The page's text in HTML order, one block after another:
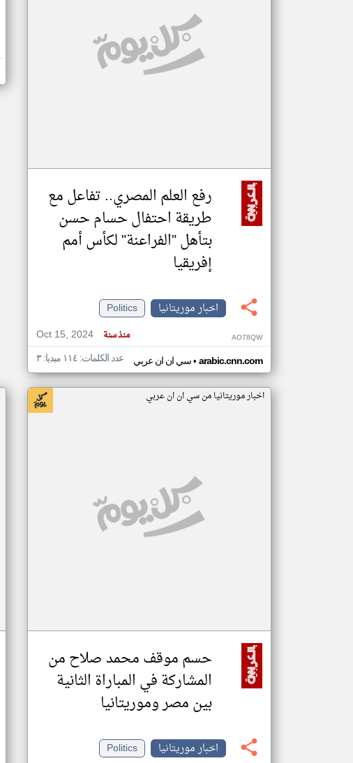
رفع العلم المصري.. تفاعل مع
طريقة احتفال حسام حسن
بتأهل "الفراعنة" لكأس أمم
إفريقيا
اخبار موريتانيا
Politics
Oct 15, 2024
منذ سنة AO78QW
سي ان ان عربي• arabic.cnn.com عدد الكلمات: ١١٤ ميديا: ٣
اخبار موريتانيا من سي ان ان عربي
حسم موقف محمد صلاح من
المشاركة في المباراة الثانية
بين مصر وموريتانيا
اخبار موريتانيا
Politics